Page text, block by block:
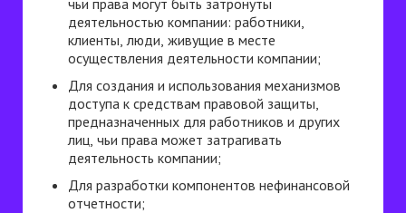
деятельностью компании: работники,
клиенты, люди, живущие в месте
осуществления деятельности компании;
Для создания и использования механизмов
доступа к средствам правовой защиты,
предназначенных для работников и других
лиц, чьи права может затрагивать
деятельность компании;
Для разработки компонентов нефинансовой
отчетности;